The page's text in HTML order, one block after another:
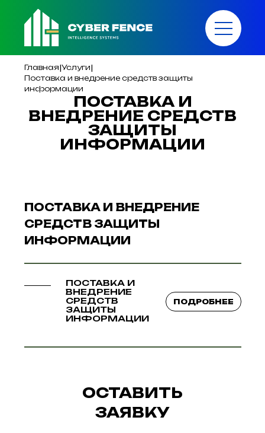
Главная|Услуги|
Поставка и внедрение средств защиты
информации
ПОСТАВКА И
ВНЕДРЕНИЕ СРЕДСТВ
ЗАЩИТЫ
ИНФОРМАЦИИ
ПОСТАВКА И ВНЕДРЕНИЕ
СРЕДСТВ ЗАЩИТЫ
ИНФОРМАЦИИ
ПОСТАВКА И
ВНЕДРЕНИЕ
СРЕДСТВ
ЗАЩИТЫ
ИНФОРМАЦИИ
ПОДРОБНЕЕ
ОСТАВИТЬ
ЗАЯВКУ